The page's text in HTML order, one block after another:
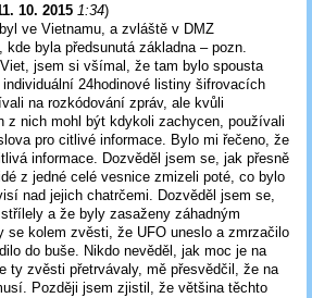
10. 2015 1:34)
ve Vietnamu, a zvláště v DMZ
byla předsunutá základna – pozn.
jsem si všímal, že tam bylo spousta
24hodinové listiny šifrovacích
na rozkódování zpráv, ale kvůli
z nich mohl být kdykoli zachycen, používali
pro citlivé informace. Bylo mi řečeno, že
informace. Dozvěděl jsem se, jak přesně
z jedné celé vesnice zmizeli poté, co bylo
nad jejich chatrčemi. Dozvěděl jsem se,
a že byly zasaženy záhadným
se kolem zvěsti, že UFO uneslo a zmrzačilo
do buše. Nikdo nevěděl, jak moc je na
ty zvěsti přetrvávaly, mě přesvědčil, že na
Později jsem zjistil, že většina těchto